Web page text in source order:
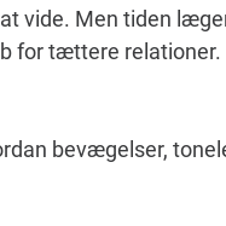
vide. Men tiden
for tættere relationer.
bevægelser,